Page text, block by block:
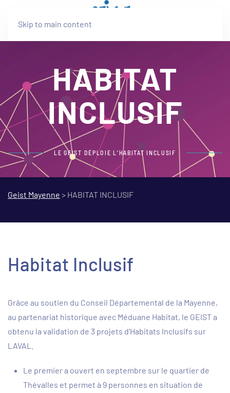
Skip to main content
HABITAT
INCLUSIF
LE GEIST DÉPLOIE L’HABITAT INCLUSIF
Geist Mayenne > HABITAT INCLUSIF
Habitat Inclusif
Grâce au soutien du Conseil Départemental de la Mayenne,
au partenariat historique avec Méduane Habitat, le GEIST a
obtenu la validation de 3 projets d’Habitats Inclusifs sur
LAVAL.
Le premier a ouvert en septembre sur le quartier de
Thévalles et permet à 9 personnes en situation de